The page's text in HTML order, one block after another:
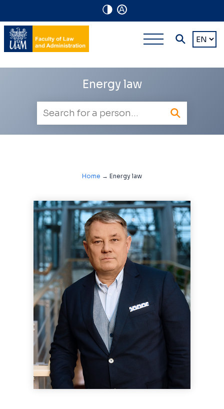
A
Navigation
shortcuts
Main
multi-
level
Choose
Energy law
search
Home → Energy law